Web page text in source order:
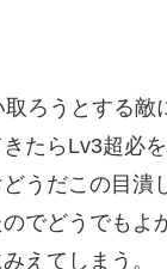
ろうとする敵
たらLv3超必
うだこの目潰
でどうでもよ
えてしまう。